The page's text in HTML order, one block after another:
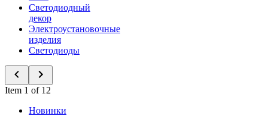
Светодиодный
декор
Электроустановочные
изделия
Светодиоды
Item 1 of 12
Новинки